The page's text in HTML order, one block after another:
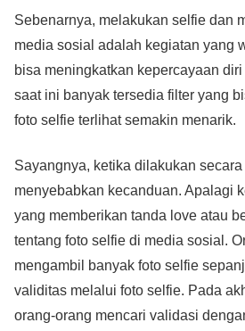
Sebenarnya, melakukan selfie dan
media sosial adalah kegiatan yang
bisa meningkatkan kepercayaan
saat ini banyak tersedia filter yang
foto selfie terlihat semakin menarik.
Sayangnya, ketika dilakukan
menyebabkan kecanduan. Apalagi
yang memberikan tanda love atau
tentang foto selfie di media sosial.
mengambil banyak foto selfie
validitas melalui foto selfie. Pada
orang-orang mencari validasi